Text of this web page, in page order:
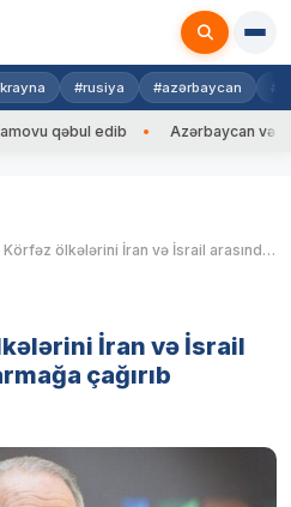
#rusiya #azərbaycan
qəbul edib Azərbaycan və
ABŞ səfiri Körfəz ölkələrini İran və İsrail arasında seçim aparmağa çağırıb
İran və İsrail
çağırıb